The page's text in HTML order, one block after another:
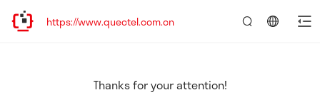
问新址：https://www.quectel.com.cn
Thanks for your attention!